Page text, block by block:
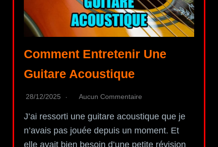
Comment Entretenir Une
Guitare Acoustique
28/12/2025 Aucun Commentaire
J’ai ressorti une guitare acoustique que je
n’avais pas jouée depuis un moment. Et
elle avait bien besoin d’une petite révision